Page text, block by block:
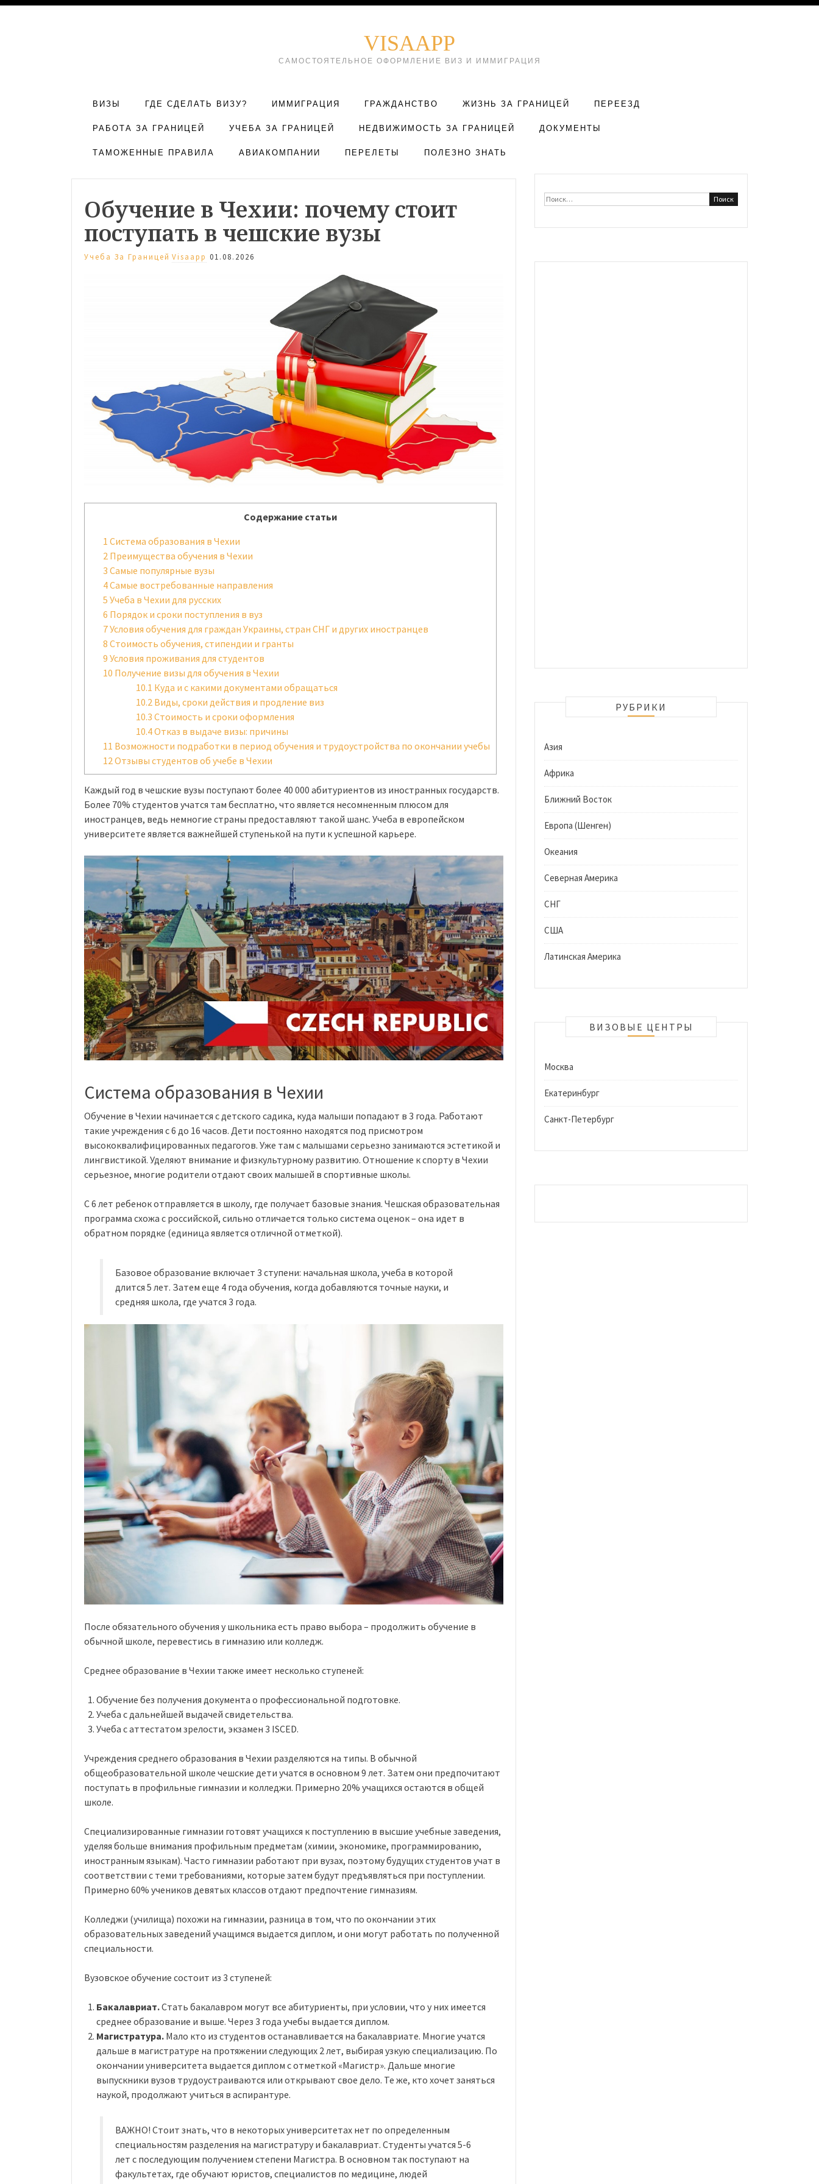
VISAAPP
САМОСТОЯТЕЛЬНОЕ ОФОРМЛЕНИЕ ВИЗ И ИММИГРАЦИЯ
ВИЗЫ ГДЕ СДЕЛАТЬ ВИЗУ? ИММИГРАЦИЯ ГРАЖДАНСТВО ЖИЗНЬ ЗА ГРАНИЦЕЙ ПЕРЕЕЗД
РАБОТА ЗА ГРАНИЦЕЙ УЧЕБА ЗА ГРАНИЦЕЙ НЕДВИЖИМОСТЬ ЗА ГРАНИЦЕЙ ДОКУМЕНТЫ
ТАМОЖЕННЫЕ ПРАВИЛА АВИАКОМПАНИИ ПЕРЕЛЕТЫ ПОЛЕЗНО ЗНАТЬ
Обучение в Чехии: почему стоит
поступать в чешские вузы
Учеба За Границей Visaapp 01.08.2026
Содержание статьи
1 Система образования в Чехии
2 Преимущества обучения в Чехии
3 Самые популярные вузы
4Самые востребованные направления
5 Учеба в Чехии для русских
6 Порядок и сроки поступления в вуз
7Условия обучения для граждан Украины, стран СНГ и других иностранцев
8 Стоимость обучения, стипендии и гранты
9 Условия проживания для студентов
10 Получение визы для обучения в Чехии
10.1 Куда и с какими документами обращаться
10.2 Виды, сроки действия и продление виз
10.3 Стоимость и сроки оформления
10.4Отказ в выдаче визы: причины
11 Возможности подработки в период обучения и трудоустройства по окончании учебы
12 Отзывы студентов об учебе в Чехии
Каждый год в чешские вузы поступают более 40 000 абитуриентов из иностранных государств.
Более 70% студентов учатся там бесплатно, что является несомненным плюсом для
иностранцев, ведь немногие страны предоставляют такой шанс. Учеба в европейском
университете является важнейшей ступенькой на пути к успешной карьере.
Система образования в Чехии
Обучение в Чехии начинается с детского садика, куда малыши попадают в 3 года. Работают
такие учреждения с 6 до 16 часов. Дети постоянно находятся под присмотром
высококвалифицированных педагогов. Уже там с малышами серьезно занимаются эстетикой и
лингвистикой. Уделяют внимание и физкультурному развитию. Отношение к спорту в Чехии
серьезное, многие родители отдают своих малышей в спортивные школы.
С 6 лет ребенок отправляется в школу, где получает базовые знания. Чешская образовательная
программа схожа с российской, сильно отличается только система оценок – она идет в
обратном порядке (единица является отличной отметкой).
Базовое образование включает 3 ступени: начальная школа, учеба в которой
длится 5 лет. Затем еще 4 года обучения, когда добавляются точные науки, и
средняя школа, где учатся 3 года.
После обязательного обучения у школьника есть право выбора – продолжить обучение в
обычной школе, перевестись в гимназию или колледж.
Среднее образование в Чехии также имеет несколько ступеней:
Обучение без получения документа о профессиональной подготовке.
Учеба с дальнейшей выдачей свидетельства.
Учеба с аттестатом зрелости, экзамен 3 ISCED.
Учреждения среднего образования в Чехии разделяются на типы. В обычной
общеобразовательной школе чешские дети учатся в основном 9 лет. Затем они предпочитают
поступать в профильные гимназии и колледжи. Примерно 20% учащихся остаются в общей
школе.
Специализированные гимназии готовят учащихся к поступлению в высшие учебные заведения,
уделяя больше внимания профильным предметам (химии, экономике, программированию,
иностранным языкам). Часто гимназии работают при вузах, поэтому будущих студентов учат в
соответствии с теми требованиями, которые затем будут предъявляться при поступлении.
Примерно 60% учеников девятых классов отдают предпочтение гимназиям.
Колледжи (училища) похожи на гимназии, разница в том, что по окончании этих
образовательных заведений учащимся выдается диплом, и они могут работать по полученной
специальности.
Вузовское обучение состоит из 3 ступеней:
Бакалавриат.Стать бакалавром могут все абитуриенты, при условии, что у них имеется
среднее образование и выше. Через 3 года учебы выдается диплом.
Магистратура. Мало кто из студентов останавливается на бакалавриате. Многие учатся
дальше в магистратуре на протяжении следующих 2 лет, выбирая узкую специализацию. По
окончании университета выдается диплом с отметкой «Магистр». Дальше многие
выпускники вузов трудоустраиваются или открывают свое дело. Те же, кто хочет заняться
наукой, продолжают учиться в аспирантуре.
ВАЖНО! Стоит знать, что в некоторых университетах нет по определенным
специальностям разделения на магистратуру и бакалавриат. Студенты учатся 5-6
лет с последующим получением степени Магистра. В основном так поступают на
факультетах, где обучают юристов, специалистов по медицине, людей
Найти:
РУБРИКИ
Азия
Африка
Ближний Восток
Европа (Шенген)
Океания
Северная Америка
СНГ
США
Латинская Америка
ВИЗОВЫЕ ЦЕНТРЫ
Москва
Екатеринбург
Санкт-Петербург